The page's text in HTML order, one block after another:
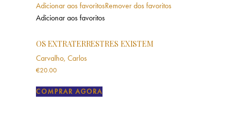
Adicionar aos favoritosRemover dos favoritos
Adicionar aos favoritos
OS EXTRATERRESTRES EXISTEM
Carvalho, Carlos
€20.00
COMPRAR AGORA